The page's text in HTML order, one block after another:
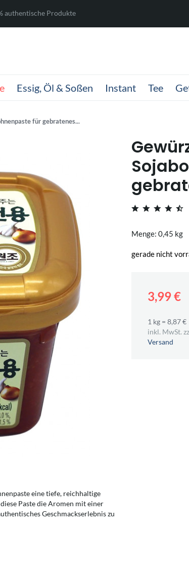
authentische Produkte
Essig, Öl & Soßen Instant Tee
für gebratenes...
Menge: 0,45 kg
gerade nicht
3,99 €
1 kg = 8,87 €
inkl. MwSt.
Versand
eine tiefe, reichhaltige
Paste die Aromen mit einer
Geschmackserlebnis zu